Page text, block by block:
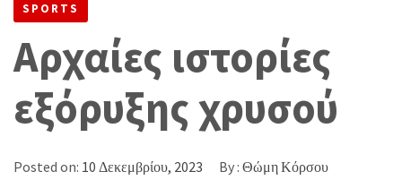
SPORTS
Αρχαίες ιστορίες
εξόρυξης χρυσού
Posted on: 10 Δεκεμβρίου, 2023 By : Θώμη Κόρσου